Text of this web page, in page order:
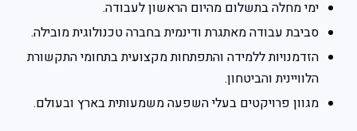
ימי מחלה בתשלום מהיום הראשון לעבודה.
סביבת עבודה מאתגרת ודינמית בחברה טכנולוגית מובילה.
הזדמנויות ללמידה והתפתחות מקצועית בתחומי התקשורת
הלוויינית והביטחון.
מגוון פרויקטים בעלי השפעה משמעותית בארץ ובעולם.